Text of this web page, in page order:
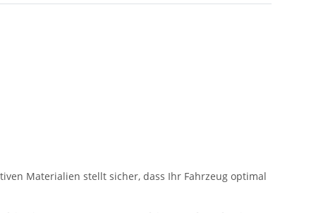
Materialien stellt sicher, dass Ihr Fahrzeug optimal